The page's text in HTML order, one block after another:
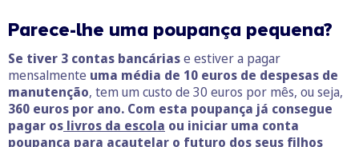
Parece-lhe uma poupança pequena?
Se tiver 3 contas bancáriase estiver a pagar
mensalmente uma média de 10 euros de despesas de
manutenção, tem um custo de 30 euros por mês, ou seja,
360 euros por ano. Com esta poupança já consegue
pagar os livros da escola ou iniciar uma conta
poupança para acautelar o futuro dos seus filhos